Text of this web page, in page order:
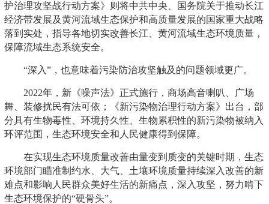
护治理攻坚战行动方案》则将中共中央、国务院关于推动长江
经济带发展及黄河流域生态保护和高质量发展的国家重大战略
落到实处，指导各地切实改善长江、黄河流域生态环境质量，
保障流域生态系统安全。
“深入”，也意味着污染防治攻坚触及的问题领域更广。
2022年，新《噪声法》正式施行，商场高音喇叭、广场
舞、装修扰民有法可依；《新污染物治理行动方案》出台，部
分具有生物毒性、环境持久性、生物累积性的新污染物被纳入
环评范围，生态环境安全和人民健康得到保障。
在实现生态环境质量改善由量变到质变的关键时期，生态
环境部门瞄准制约水、大气、土壤环境质量持续深入改善的新
难点和影响人民群众美好生活的新痛点，深入攻坚，努力啃下
生态环境保护的“硬骨头”。